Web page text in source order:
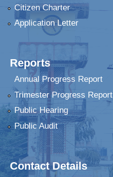
Citizen Charter
Application Letter
Reports
Annual Progress Report
Trimester Progress Report
Public Hearing
Public Audit
Contact Details